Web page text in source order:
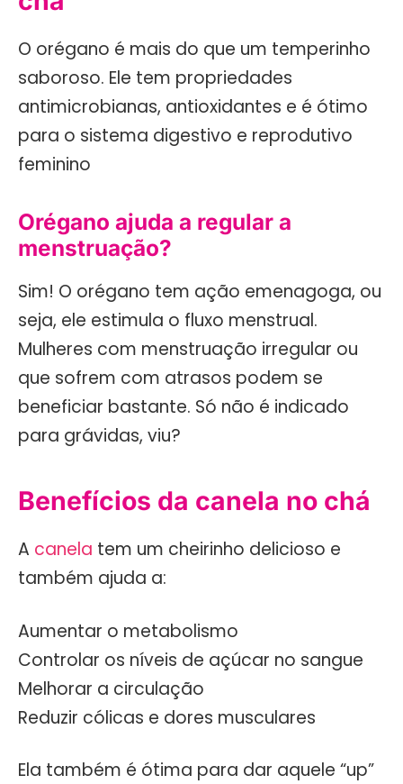
O orégano é mais do que um temperinho
saboroso. Ele tem propriedades
antimicrobianas, antioxidantes e é ótimo
para o sistema digestivo e reprodutivo
feminino
Orégano ajuda a regular a
menstruação?
Sim! O orégano tem ação emenagoga, ou
seja, ele estimula o fluxo menstrual.
Mulheres com menstruação irregular ou
que sofrem com atrasos podem se
beneficiar bastante. Só não é indicado
para grávidas, viu?
Benefícios da canela no chá
A canela tem um cheirinho delicioso e
também ajuda a:
Aumentar o metabolismo
Controlar os níveis de açúcar no sangue
Melhorar a circulação
Reduzir cólicas e dores musculares
Ela também é ótima para dar aquele “up”